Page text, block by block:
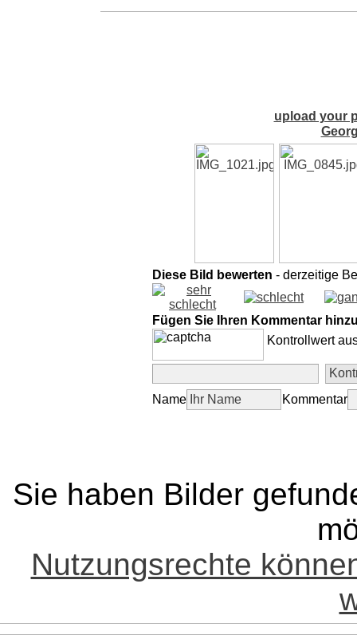
upload your
Diese Bild bewerten - derzeitige
Fügen Sie Ihren Kommentar
Kontrollwert
Name Kommentar
Sie haben Bilder
Nutzungsrechte